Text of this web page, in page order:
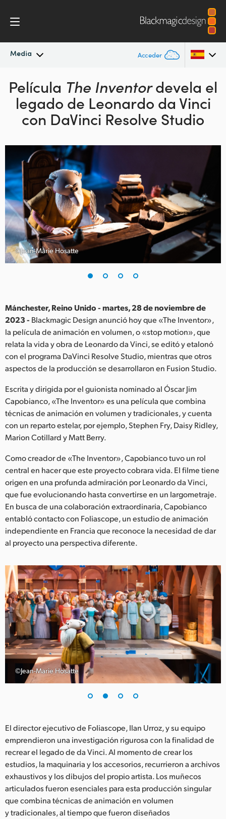
Media Acceder
Novedades
Archivo
Argentina
Australia
Austria
Brazil
Canada
China
Denmark
Finland
France
India
Italy
Japan
Korea
Mexico
Malaysia
New Zealand
Norway
Poland
South Africa
España
Sweden
Chinese Taipei
Turkey
United Kingdom
United States
Película The Inventordevela el
legado de Leonardo da Vinci
con DaVinci Resolve Studio
©Jean-Marie Hosatte
Mánchester, Reino Unido - martes, 28 de noviembre de
2023 - Blackmagic Design anunció hoy que «The Inventor»,
la película de animación en volumen, o «stop motion», que
relata la vida y obra de Leonardo da Vinci, se editó y etalonó
con el programa DaVinci Resolve Studio, mientras que otros
aspectos de la producción se desarrollaron en Fusion Studio.
Escrita y dirigida por el guionista nominado al Óscar Jim
Capobianco, «The Inventor» es una película que combina
técnicas de animación en volumen y tradicionales, y cuenta
con un reparto estelar, por ejemplo, Stephen Fry, Daisy Ridley,
Marion Cotillard y Matt Berry.
Como creador de «The Inventor», Capobianco tuvo un rol
central en hacer que este proyecto cobrara vida. El filme tiene
origen en una profunda admiración por Leonardo da Vinci,
que fue evolucionando hasta convertirse en un largometraje.
En busca de una colaboración extraordinaria, Capobianco
entabló contacto con Foliascope, un estudio de animación
independiente en Francia que reconoce la necesidad de dar
al proyecto una perspectiva diferente.
©Jean-Marie Hosatte
El director ejecutivo de Foliascope, Ilan Urroz, y su equipo
emprendieron una investigación rigurosa con la finalidad de
recrear el legado de da Vinci. Al momento de crear los
estudios, la maquinaria y los accesorios, recurrieron a archivos
exhaustivos y los dibujos del propio artista. Los muñecos
articulados fueron esenciales para esta producción singular
que combina técnicas de animación en volumen
y tradicionales, al tiempo que fueron diseñados